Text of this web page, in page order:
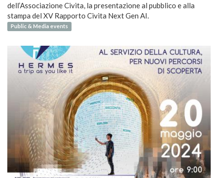
dell’Associazione Civita, la presentazione al pubblico e alla
stampa del XV Rapporto Civita Next Gen AI.
Public & Media events